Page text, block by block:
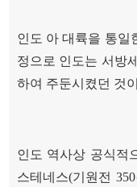
인도 아 대륙을 통일
정으로 인도는 서방
하여 주둔시켰던 것
인도 역사상 공식적
스테네스(기원전 350